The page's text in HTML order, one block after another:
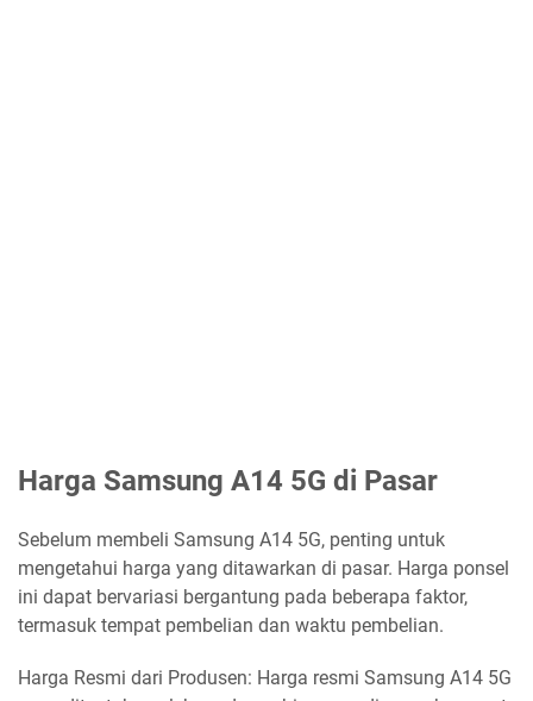
Harga Samsung A14 5G di Pasar
Sebelum membeli Samsung A14 5G, penting untuk
mengetahui harga yang ditawarkan di pasar. Harga ponsel
ini dapat bervariasi bergantung pada beberapa faktor,
termasuk tempat pembelian dan waktu pembelian.
Harga Resmi dari Produsen: Harga resmi Samsung A14 5G